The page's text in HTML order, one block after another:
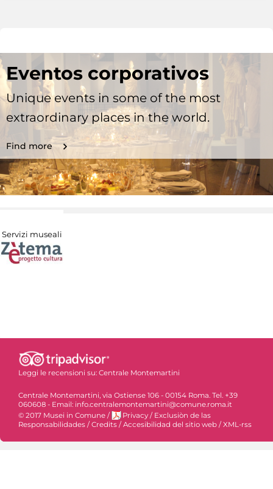
Eventos corporativos
Unique events in some of the most
extraordinary places in the world.
Find more
Servizi museali
Leggi le recensioni su: Centrale Montemartini
Centrale Montemartini, via Ostiense 106 - 00154 Roma. Tel. +39
060608 - Email: info.centralemontemartini@comune.roma.it
© 2017 Musei in Comune / Privacy / Exclusiòn de las
Responsabilidades / Credits / Accesibilidad del sitio web / XML-rss